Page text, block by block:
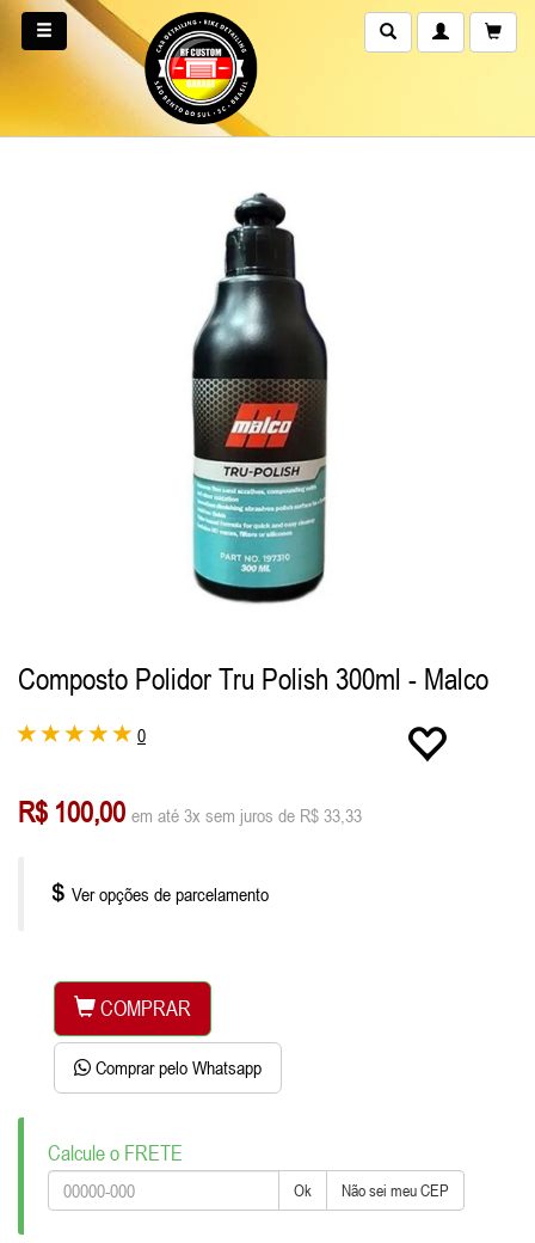
Composto Polidor Tru Polish 300ml - Malco
0
R$ 100,00 em até 3x sem juros de R$ 33,33
Ver opções de parcelamento
COMPRAR
Comprar pelo Whatsapp
Calcule o FRETE
Ok Não sei meu CEP